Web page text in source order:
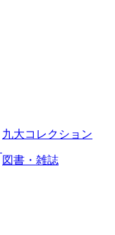
九大コレクション
図書・雑誌